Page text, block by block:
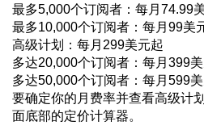
最多5,000个订阅者：每月74.99
最多10,000个订阅者：每月99美
高级计划：每月299美元起
多达20,000个订阅者：每月399
多达50,000个订阅者：每月599
要确定你的月费率并查看高级计
面底部的定价计算器。